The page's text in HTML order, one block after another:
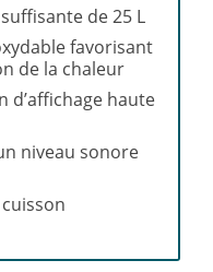
de 25 L
favorisant
de la chaleur
d’affichage haute
niveau sonore